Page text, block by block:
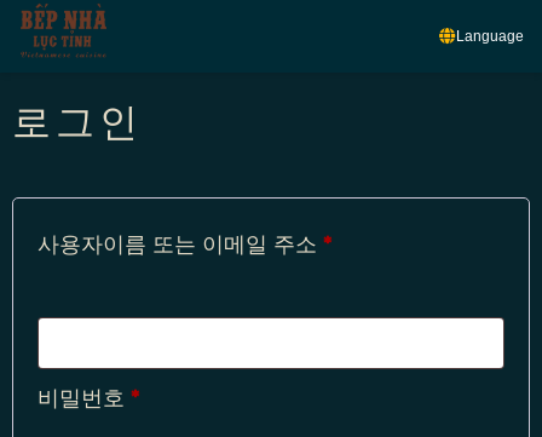
Language
로그인
사용자이름 또는 이메일 주소 *
비밀번호 *